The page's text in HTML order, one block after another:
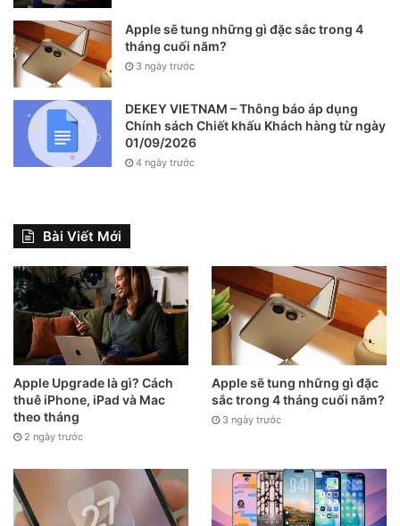
Apple sẽ tung những gì đặc sắc trong 4
tháng cuối năm?
3 ngày trước
DEKEY VIETNAM – Thông báo áp dụng
Chính sách Chiết khấu Khách hàng từ ngày
01/09/2026
4 ngày trước
Bài Viết Mới
Apple Upgrade là gì? Cách
thuê iPhone, iPad và Mac
theo tháng
2 ngày trước
Apple sẽ tung những gì đặc
sắc trong 4 tháng cuối năm?
3 ngày trước